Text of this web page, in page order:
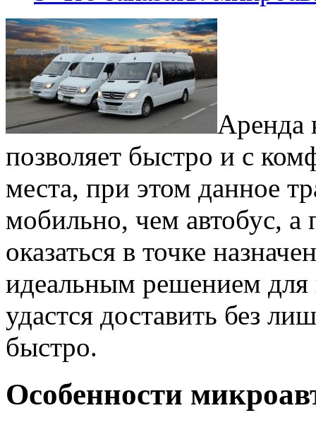
Аренда
позволяет быстро и с
места, при этом данное
мобильно, чем автобус, а
оказаться в точке
идеальным решением
удастся доставить без
быстро.
Особенности